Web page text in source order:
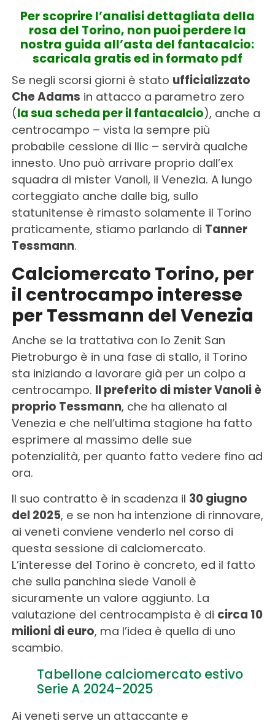
Per scoprire l’analisi dettagliata della
rosa del Torino, non puoi perdere la
nostra guida all’asta del fantacalcio:
scaricala gratis ed in formato pdf
Se negli scorsi giorni è stato ufficializzato
Che Adams in attacco a parametro zero
(la sua scheda per il fantacalcio), anche a
centrocampo – vista la sempre più
probabile cessione di Ilic – servirà qualche
innesto. Uno può arrivare proprio dall’ex
squadra di mister Vanoli, il Venezia. A lungo
corteggiato anche dalle big, sullo
statunitense è rimasto solamente il Torino
praticamente, stiamo parlando di Tanner
Tessmann.
Calciomercato Torino, per
il centrocampo interesse
per Tessmann del Venezia
Anche se la trattativa con lo Zenit San
Pietroburgo è in una fase di stallo, il Torino
sta iniziando a lavorare già per un colpo a
centrocampo. Il preferito di mister Vanoli è
proprio Tessmann, che ha allenato al
Venezia e che nell’ultima stagione ha fatto
esprimere al massimo delle sue
potenzialità, per quanto fatto vedere fino ad
ora.
Il suo contratto è in scadenza il 30 giugno
del 2025, e se non ha intenzione di rinnovare,
ai veneti conviene venderlo nel corso di
questa sessione di calciomercato.
L’interesse del Torino è concreto, ed il fatto
che sulla panchina siede Vanoli è
sicuramente un valore aggiunto. La
valutazione del centrocampista è di circa 10
milioni di euro, ma l’idea è quella di uno
scambio.
Tabellone calciomercato estivo
Serie A 2024-2025
Ai veneti serve un attaccante e